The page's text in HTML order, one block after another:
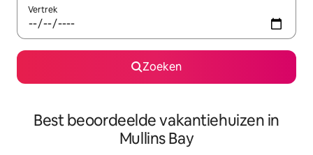
Vertrek
Zoeken
Best beoordeelde vakantiehuizen in
Mullins Bay